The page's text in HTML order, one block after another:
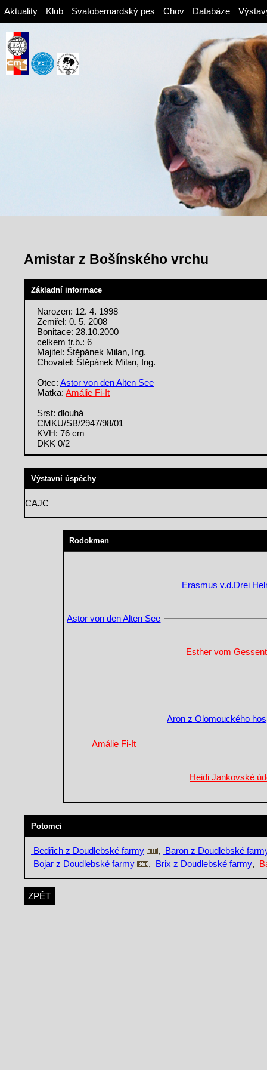
Aktuality Klub Svatobernardský pes Chov Databáze
Amistar z Bošínského vrchu
Základní informace
Narozen: 12. 4. 1998
Zemřel: 0. 5. 2008
Bonitace: 28.10.2000
celkem tr.b.: 6
Majitel: Štěpánek Milan, Ing.
Chovatel: Štěpánek Milan, Ing.
Otec: Astor von den Alten See
Matka: Amálie Fi-It
Srst: dlouhá
CMKU/SB/2947/98/01
KVH: 76 cm
DKK 0/2
Výstavní úspěchy
CAJC
Rodokmen
Astor von den Alten See
Erasmus v.d.Drei
Esther vom
Amálie Fi-It
Aron z Olomouckého
Heidi Jankovské
Potomci
Bedřich z Doudlebské farmy , Baron z Doudlebské
Bojar z Doudlebské farmy
, Brix z Doudlebské farmy,
ZPĚT